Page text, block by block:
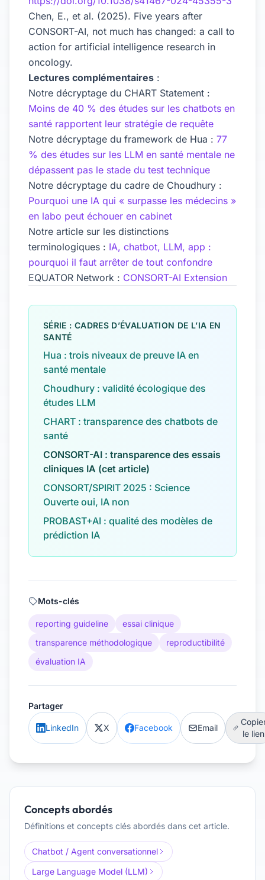
Chen, E., et al. (2025). Five years after
CONSORT-AI, not much has changed: a call to
action for artificial intelligence research in
oncology.
Lectures complémentaires :
Notre décryptage du CHART Statement :
Moins de 40 % des études sur les chatbots en
santé rapportent leur stratégie de requête
Notre décryptage du framework de Hua : 77
% des études sur les LLM en santé mentale ne
dépassent pas le stade du test technique
Notre décryptage du cadre de Choudhury :
Pourquoi une IA qui « surpasse les médecins »
en labo peut échouer en cabinet
Notre article sur les distinctions
terminologiques : IA, chatbot, LLM, app :
pourquoi il faut arrêter de tout confondre
EQUATOR Network : CONSORT-AI Extension
SÉRIE : CADRES D’ÉVALUATION DE L’IA EN
SANTÉ
Hua : trois niveaux de preuve IA en
santé mentale
Choudhury : validité écologique des
études LLM
CHART : transparence des chatbots de
santé
CONSORT-AI : transparence des essais
cliniques IA (cet article)
CONSORT/SPIRIT 2025 : Science
Ouverte oui, IA non
PROBAST+AI : qualité des modèles de
prédiction IA
Mots-clés
reporting guideline
essai clinique
transparence méthodologique
reproductibilité
évaluation IA
Partager
LinkedIn X Facebook Email
le lien
Concepts abordés
Définitions et concepts clés abordés dans cet article.
Chatbot / Agent conversationnel
Large Language Model (LLM)